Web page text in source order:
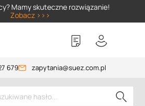
Mamy skuteczne rozwiązanie!
Zobacz >>>
679 zapytania@suez.com.pl